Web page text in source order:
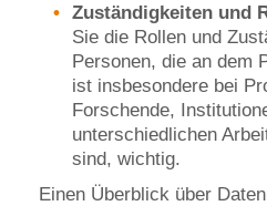
Zuständigkeiten und
Sie die Rollen und
Personen, die an dem
ist insbesondere bei
Forschende,
unterschiedlichen
sind, wichtig.
Einen Überblick über